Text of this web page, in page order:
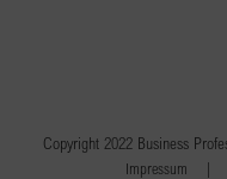
Copyright 2022 Business
Impressum |